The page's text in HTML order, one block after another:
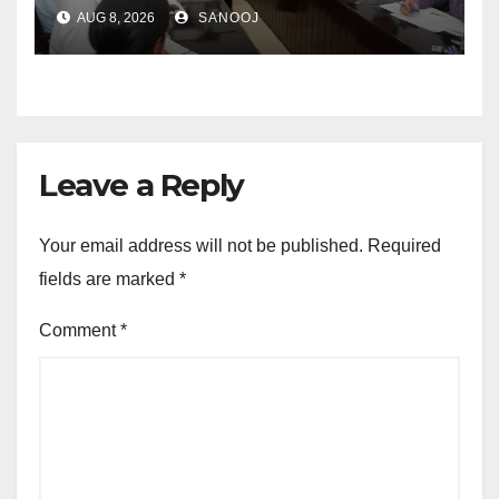
AUG 8, 2026 SANOOJ
Leave a Reply
Your email address will not be published. Required
fields are marked *
Comment*